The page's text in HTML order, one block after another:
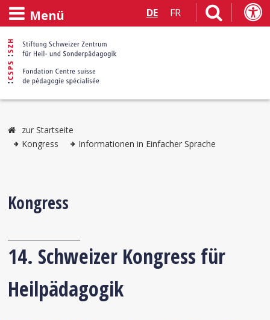
Menü DE FR
zur Startseite
Kongress
Informationen in Einfacher Sprache
Kongress
14. Schweizer Kongress für
Heilpädagogik